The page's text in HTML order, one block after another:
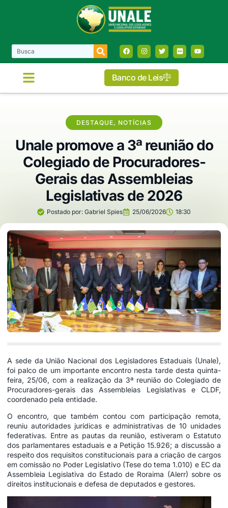
Banco de Leis
DESTAQUE, NOTÍCIAS
Unale promove a 3ª reunião do
Colegiado de Procuradores-
Gerais das Assembleias
Legislativas de 2026
Postado por: Gabriel Spies 25/06/2026 18:30
A sede da União Nacional dos Legisladores Estaduais (Unale),
foi palco de um importante encontro nesta tarde desta quinta-
feira, 25/06, com a realização da 3ª reunião do Colegiado de
Procuradores-gerais das Assembleias Legislativas e CLDF,
coordenado pela entidade.
O encontro, que também contou com participação remota,
reuniu autoridades jurídicas e administrativas de 10 unidades
federativas. Entre as pautas da reunião, estiveram o Estatuto
dos parlamentares estaduais e a Petição 15.926; a discussão a
respeito dos requisitos constitucionais para a criação de cargos
em comissão no Poder Legislativo (Tese do tema 1.010) e EC da
Assembleia Legislativa do Estado de Roraima (Alerr) sobre os
direitos institucionais e defesa de deputados e gestores.